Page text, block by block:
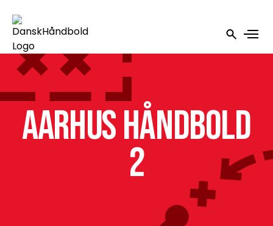
Aarhus Håndbold
2